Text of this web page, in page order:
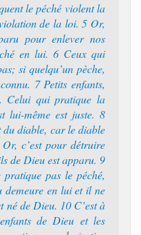
le péché violent la
de la loi. 5 Or,
pour enlever nos
en lui. 6 Ceux qui
si quelqu’un pèche,
7 Petits enfants,
Celui qui pratique la
lui-même est juste. 8
du diable, car le diable
c’est pour détruire
de Dieu est apparu. 9
pas le péché,
demeure en lui et il ne
né de Dieu. 10 C’est à
de Dieu et les